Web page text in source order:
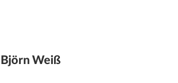
Björn Weiß